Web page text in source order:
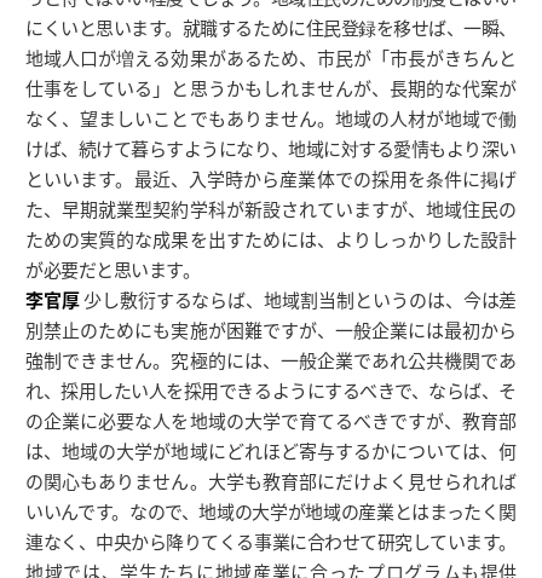
にくいと思います。就職するために住民登録を移せば、一瞬、
地域人口が増える効果があるため、市民が「市長がきちんと
仕事をしている」と思うかもしれませんが、長期的な代案が
なく、望ましいことでもありません。地域の人材が地域で働
けば、続けて暮らすようになり、地域に対する愛情もより深い
といいます。最近、入学時から産業体での採用を条件に掲げ
た、早期就業型契約学科が新設されていますが、地域住民の
ための実質的な成果を出すためには、よりしっかりした設計
が必要だと思います。
李官厚少し敷衍するならば、地域割当制というのは、今は差
別禁止のためにも実施が困難ですが、一般企業には最初から
強制できません。究極的には、一般企業であれ公共機関であ
れ、採用したい人を採用できるようにするべきで、ならば、そ
の企業に必要な人を地域の大学で育てるべきですが、教育部
は、地域の大学が地域にどれほど寄与するかについては、何
の関心もありません。大学も教育部にだけよく見せられれば
いいんです。なので、地域の大学が地域の産業とはまったく関
連なく、中央から降りてくる事業に合わせて研究しています。
地域では、学生たちに地域産業に合ったプログラムも提供